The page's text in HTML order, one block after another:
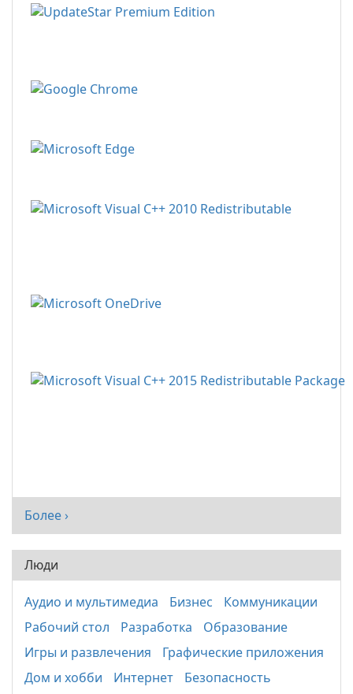
Более ›
Люди
Аудио и мультимедиа Бизнес
Коммуникации
Рабочий стол
Разработка
Образование
Игры и развлечения
Графические приложения
Дом и хобби
Интернет
Безопасность